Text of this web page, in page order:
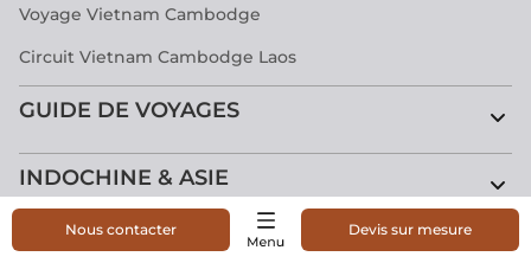
Nous contacter Devis sur mesure
Voyage Vietnam Cambodge
Circuit Vietnam Cambodge Laos
GUIDE DE VOYAGES
INDOCHINE & ASIE
À PROPOS